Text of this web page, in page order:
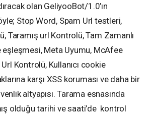
olan GeliyooBot/1.0’ın
Stop Word, Spam Url testleri,
Taramış url Kontrolü, Tam Zamanlı
eşleşmesi, Meta Uyumu, McAfee
Kontrolü, Kullanıcı cookie
karşı XSS koruması ve daha bir
altyapısı. Tarama esnasında
olduğu tarihi ve saati’de kontrol